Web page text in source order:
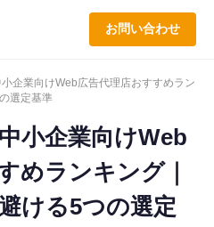
お問い合わせ
企業向けWeb広告代理店おすすめラン
選定基準
小企業向けWeb
めランキング｜
ける5つの選定